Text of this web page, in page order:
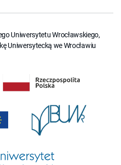
Uniwersytetu Wrocławskiego,
Uniwersytecką we Wrocławiu